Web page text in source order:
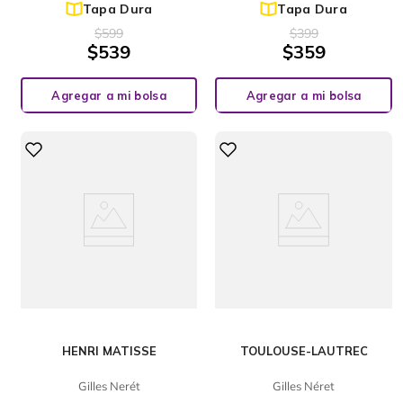
Tapa Dura
$599
$539
Agregar a mi bolsa
Tapa Dura
$399
$359
Agregar a mi bolsa
HENRI MATISSE
Gilles Nerét
TOULOUSE-LAUTREC
Gilles Néret